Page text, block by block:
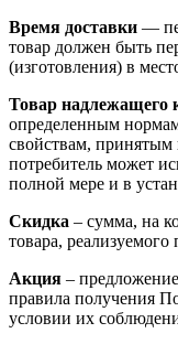
Время доставки —
товар должен быть
(изготовления) в
Товар надлежащего
определенным
свойствам,
потребитель может
полной мере и в
Скидка – сумма, на
товара,
Акция –
правила получения
условии их